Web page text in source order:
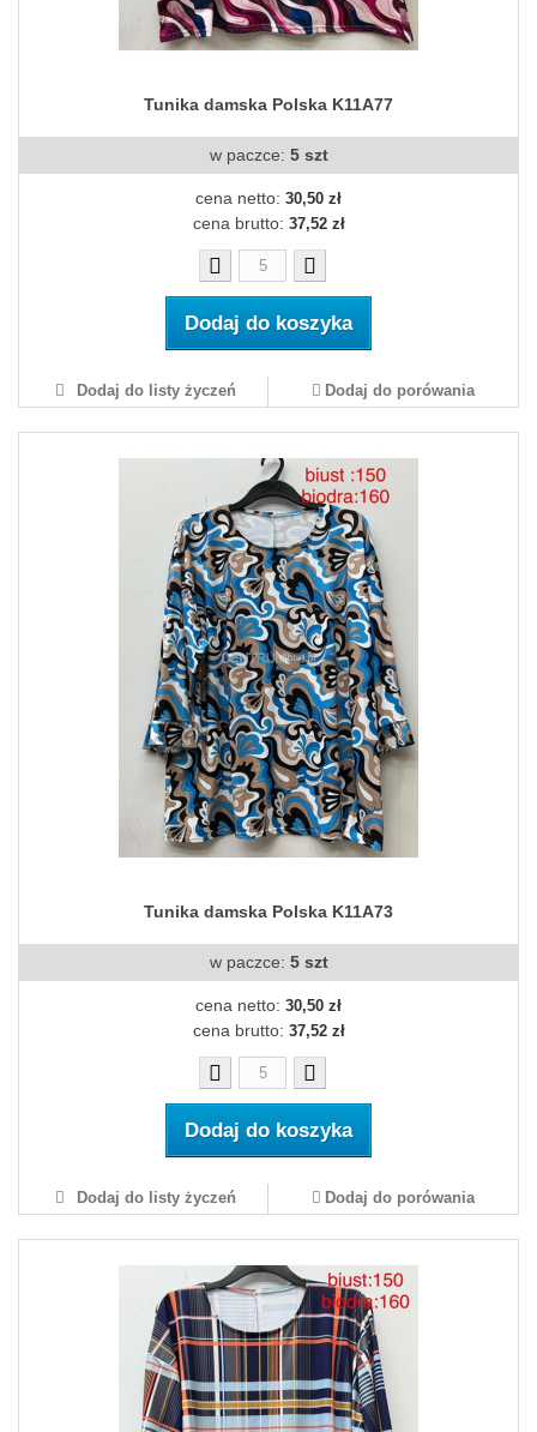
Tunika damska Polska K11A77
w paczce: 5 szt
cena netto: 30,50 zł
cena brutto: 37,52 zł
Dodaj do koszyka
Dodaj do listy życzeń Dodaj do porówania
Tunika damska Polska K11A73
w paczce: 5 szt
cena netto: 30,50 zł
cena brutto: 37,52 zł
Dodaj do koszyka
Dodaj do listy życzeń Dodaj do porówania